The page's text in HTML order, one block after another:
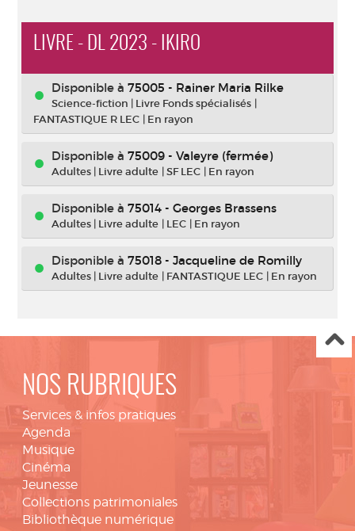
LIVRE - DL 2023 - IKIRO
Disponible à 75005 - Rainer Maria Rilke
Science-fiction | Livre Fonds spécialisés |
FANTASTIQUE R LEC | En rayon
Disponible à 75009 - Valeyre (fermée)
Adultes | Livre adulte |SF LEC | En rayon
Disponible à 75014 - Georges Brassens
Adultes | Livre adulte | LEC | En rayon
Disponible à 75018 - Jacqueline de Romilly
Adultes | Livre adulte | FANTASTIQUE LEC | En rayon
NOS RUBRIQUES
Services & infos pratiques
Agenda
Musique
Cinéma
Jeunesse
Collections patrimoniales
Bibliothèque numérique